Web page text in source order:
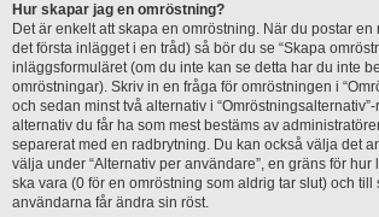
Hur skapar jag en omröstning?
Det är enkelt att skapa en omröstning. När du postar
det första inlägget i en tråd) så bör du se “Skapa
inläggsformuläret (om du inte kan se detta har du inte
omröstningar). Skriv in en fråga för omröstningen i
och sedan minst två alternativ i
alternativ du får ha som mest bestäms av
separerat med en radbrytning. Du kan också välja det
välja under “Alternativ per användare”, en gräns för
ska vara (0 för en omröstning som aldrig tar slut) och till
användarna får ändra sin röst.